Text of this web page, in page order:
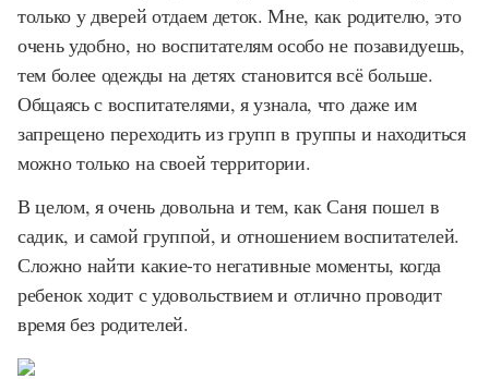
только у дверей отдаем деток. Мне, как родителю, это
очень удобно, но воспитателям особо не позавидуешь,
тем более одежды на детях становится всё больше.
Общаясь с воспитателями, я узнала, что даже им
запрещено переходить из групп в группы и находиться
можно только на своей территории.
В целом, я очень довольна и тем, как Саня пошел в
садик, и самой группой, и отношением воспитателей.
Сложно найти какие-то негативные моменты, когда
ребенок ходит с удовольствием и отлично проводит
время без родителей.